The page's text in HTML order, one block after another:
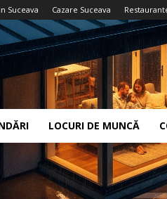
Suceava Cazare Suceava
LOCURI DE MUNCĂ
renale?